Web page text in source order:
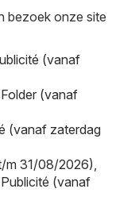
bezoek onze site
(vanaf
(vanaf
(vanaf zaterdag
m 31/08/2026)
(vanaf